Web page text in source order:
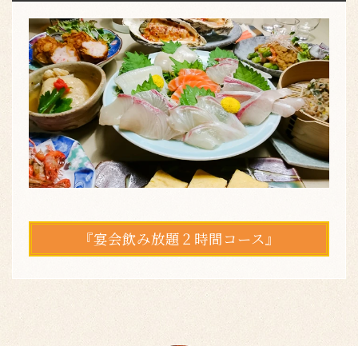
『宴会飲み放題２時間コース』